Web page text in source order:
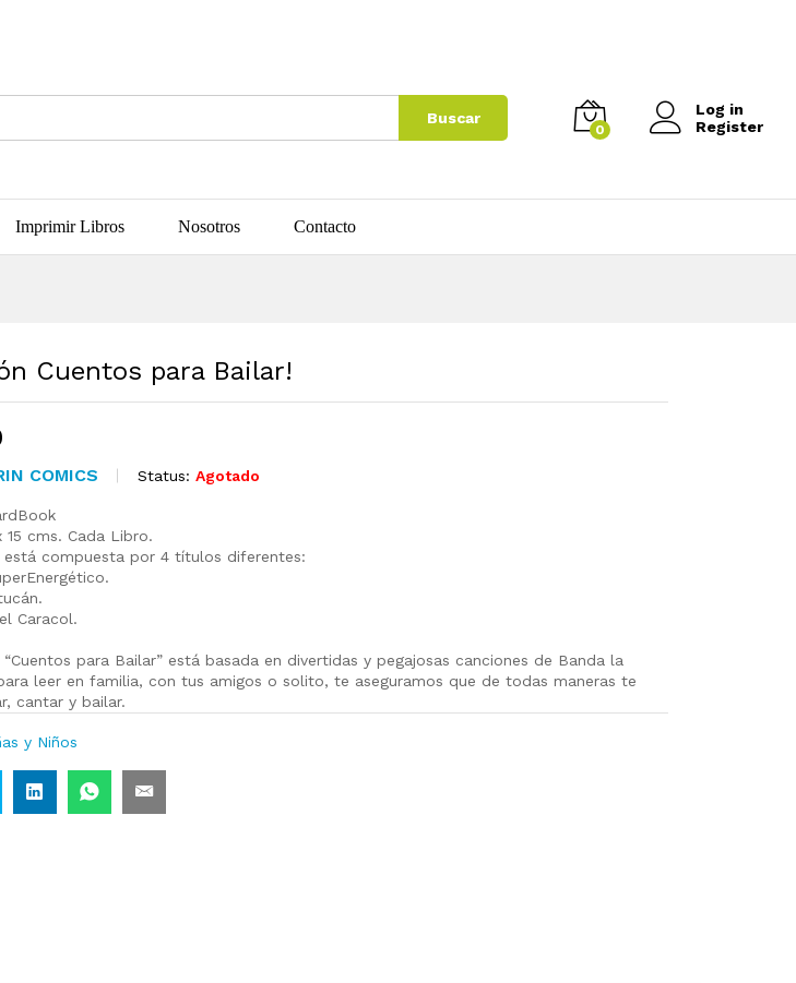
Buscar
0
Log in
Register
Imprimir Libros Nosotros Contacto
Cuentos para Bailar!
COMICS Status: Agotado
15 cms. Cada Libro.
está compuesta por 4 títulos diferentes:
Caracol.
para Bailar” está basada en divertidas y pegajosas canciones de Banda la
leer en familia, con tus amigos o solito, te aseguramos que de todas maneras te
cantar y bailar.
y Niños